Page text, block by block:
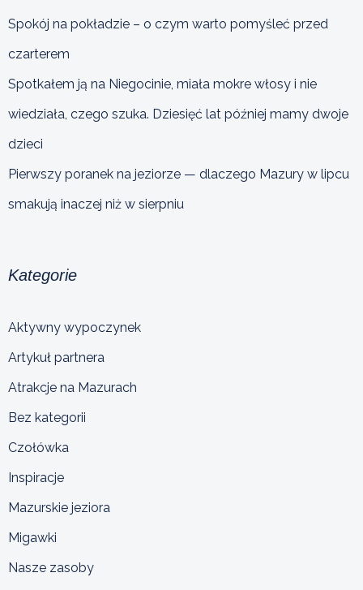
Spokój na pokładzie – o czym warto pomyśleć przed
czarterem
Spotkałem ją na Niegocinie, miała mokre włosy i nie
wiedziała, czego szuka. Dziesięć lat później mamy dwoje
dzieci
Pierwszy poranek na jeziorze — dlaczego Mazury w lipcu
smakują inaczej niż w sierpniu
Kategorie
Aktywny wypoczynek
Artykuł partnera
Atrakcje na Mazurach
Bez kategorii
Czołówka
Inspiracje
Mazurskie jeziora
Migawki
Nasze zasoby